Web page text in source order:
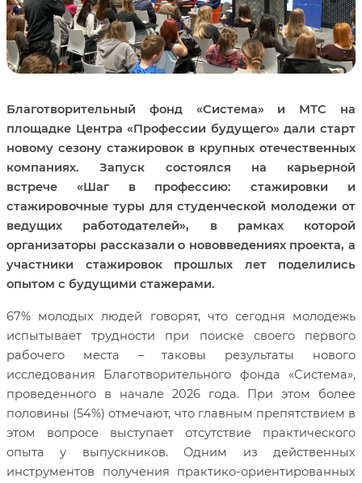
Благотворительный фонд «Система» и МТС на
площадке Центра «Профессии будущего» дали старт
новому сезону стажировок в крупных отечественных
компаниях. Запуск состоялся на карьерной
встрече «Шаг в профессию: стажировки и
стажировочные туры для студенческой молодежи от
ведущих работодателей», в рамках которой
организаторы рассказали о нововведениях проекта, а
участники стажировок прошлых лет поделились
опытом с будущими стажерами.
67% молодых людей говорят, что сегодня молодежь
испытывает трудности при поиске своего первого
рабочего места – таковы результаты нового
исследования Благотворительного фонда «Система»,
проведенного в начале 2026 года. При этом более
половины (54%) отмечают, что главным препятствием в
этом вопросе выступает отсутствие практического
опыта у выпускников. Одним из действенных
инструментов получения практико-ориентированных